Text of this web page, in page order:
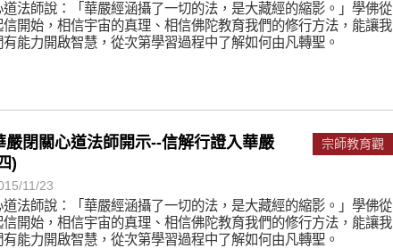
道法師說：「華嚴經涵攝了一切的法，是大藏經的縮影。」學佛從
信開始，相信宇宙的真理、相信佛陀教育我們的修行方法，能讓我
有能力開啟智慧，從次第學習過程中了解如何由凡轉聖。
嚴閉關心道法師開示--信解行證入華嚴
)
11/23
道法師說：「華嚴經涵攝了一切的法，是大藏經的縮影。」學佛從
信開始，相信宇宙的真理、相信佛陀教育我們的修行方法，能讓我
有能力開啟智慧，從次第學習過程中了解如何由凡轉聖。
宗師教育觀